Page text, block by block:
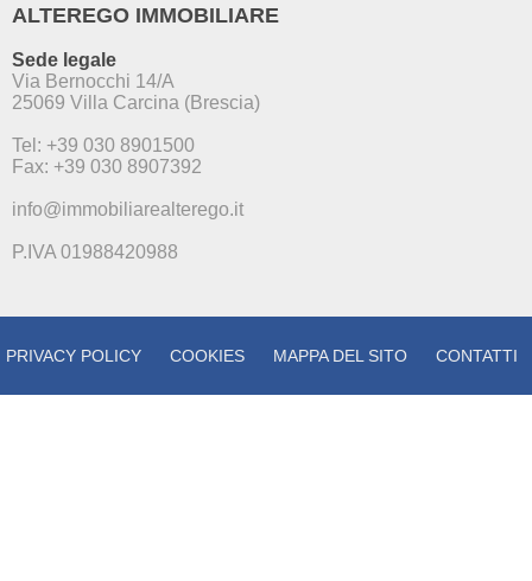
ALTEREGO IMMOBILIARE
Sede legale
Via Bernocchi 14/A
25069 Villa Carcina (Brescia)
Tel: +39 030 8901500
Fax: +39 030 8907392
info@immobiliarealterego.it
P.IVA 01988420988
PRIVACY POLICY COOKIES MAPPA DEL SITO CONTATTI